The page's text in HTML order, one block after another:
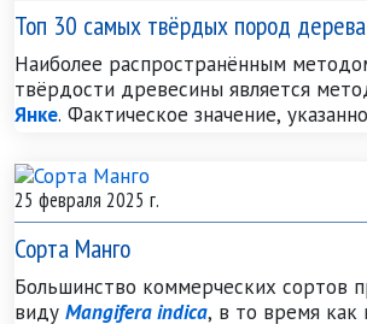
Топ 30 самых твёрдых пород дерева
Наиболее распространён­ным
твёрдости древесины явля­ется
Янке. Фактическое значение,
килоньютонов (
стальной шарик диаметром 11,28 мм
древесину на половину своего
С практической точки зрения полезно
вопрос: достаточно ли тверда
особенно на полах, покрытие
древесина под ним в полном
не относится к вмятинам. С
зрения, большинство лиственных
“достаточно твёрдыми” почти для
25 февраля 2025 г.
Сорта Манго
Большинство коммер­чес­ких сортов
виду Mangifera indica, в то время как